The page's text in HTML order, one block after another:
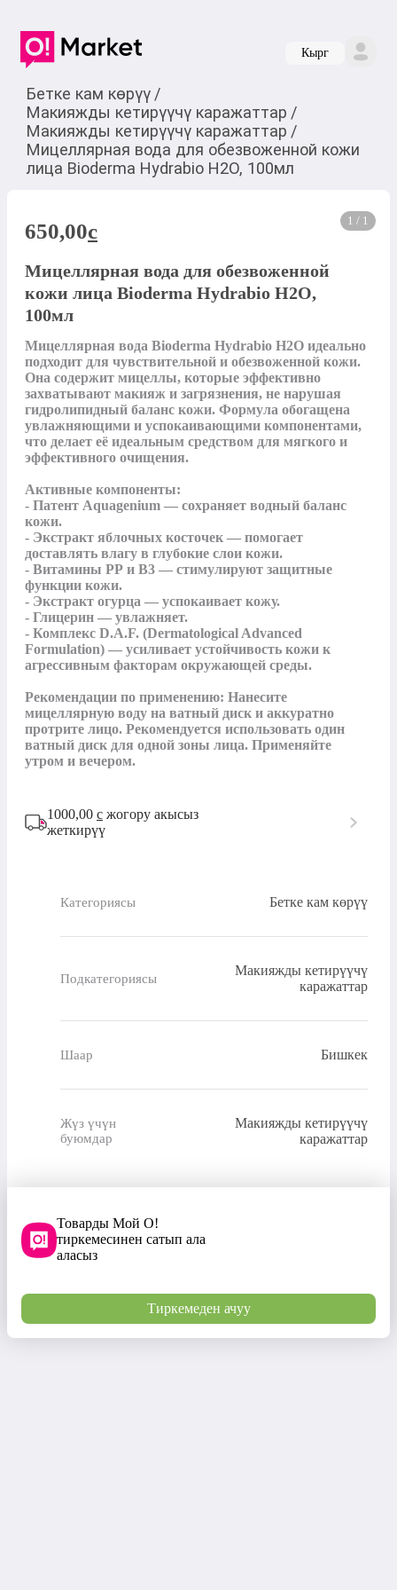
Кырг
Бетке кам көрүү /
Макияжды кетирүүчү каражаттар /
Макияжды кетирүүчү каражаттар /
Мицеллярная вода для обезвоженной кожи
лица Bioderma Hydrabio H2O, 100мл
1 / 1
650,00c
Мицеллярная вода для обезвоженной
кожи лица Bioderma Hydrabio H2O,
100мл
Мицеллярная вода Bioderma Hydrabio H2O идеально
подходит для чувствительной и обезвоженной кожи.
Она содержит мицеллы, которые эффективно
захватывают макияж и загрязнения, не нарушая
гидролипидный баланс кожи. Формула обогащена
увлажняющими и успокаивающими компонентами,
что делает её идеальным средством для мягкого и
эффективного очищения.
Активные компоненты:
- Патент Aquagenium — сохраняет водный баланс
кожи.
- Экстракт яблочных косточек — помогает
доставлять влагу в глубокие слои кожи.
- Витамины РР и В3 — стимулируют защитные
функции кожи.
- Экстракт огурца — успокаивает кожу.
- Глицерин — увлажняет.
- Комплекс D.A.F. (Dermatological Advanced
Formulation) — усиливает устойчивость кожи к
агрессивным факторам окружающей среды.
Рекомендации по применению: Нанесите
мицеллярную воду на ватный диск и аккуратно
протрите лицо. Рекомендуется использовать один
ватный диск для одной зоны лица. Применяйте
утром и вечером.
1000,00 с жогору акысыз
жеткирүү
Категориясы Бетке кам көрүү
Подкатегориясы
Макияжды кетирүүчү
каражаттар
Шаар Бишкек
Жүз үчүн
буюмдар
Макияжды кетирүүчү
каражаттар
Товарды Мой О!
тиркемесинен сатып ала
аласыз
Тиркемеден ачуу